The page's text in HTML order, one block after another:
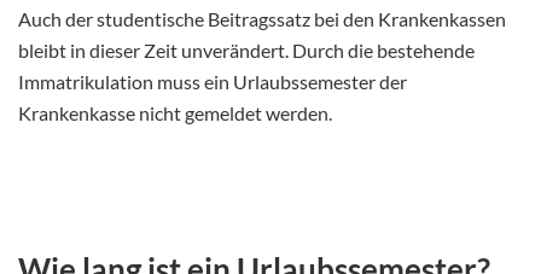
Auch der studentische Beitragssatz bei den Krankenkassen
bleibt in dieser Zeit unverändert. Durch die bestehende
Immatrikulation muss ein Urlaubssemester der
Krankenkasse nicht gemeldet werden.